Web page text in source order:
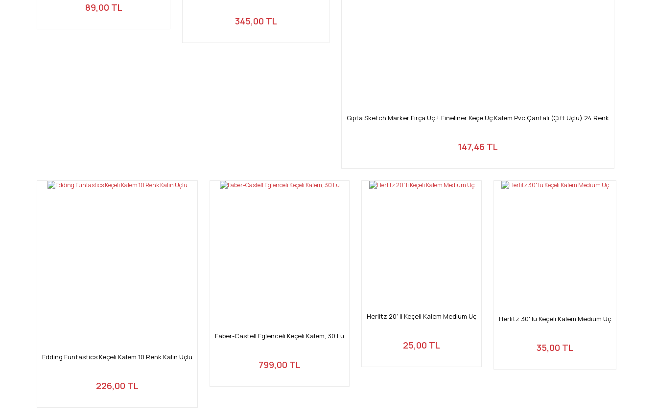
89,00 TL
345,00 TL
Gıpta Sketch Marker Fırça Uç + Fineliner Keçe Uç Kalem Pvc Çantalı (Çift Uçlu) 24 Renk
147,46 TL
Edding Funtastics Keçeli Kalem 10 Renk Kalın Uçlu
226,00 TL
Faber-Castell Eglenceli Keçeli Kalem, 30 Lu
799,00 TL
Herlitz 20' li Keçeli Kalem Medium Uç
25,00 TL
Herlitz 30' lu Keçeli Kalem Medium Uç
35,00 TL